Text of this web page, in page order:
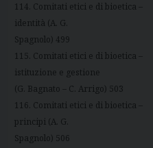
114. Comitati etici e di bioetica –
identità (A. G.
Spagnolo) 499
115. Comitati etici e di bioetica –
istituzione e gestione
(G. Bagnato – C. Arrigo) 503
116. Comitati etici e di bioetica –
principi (A. G.
Spagnolo) 506